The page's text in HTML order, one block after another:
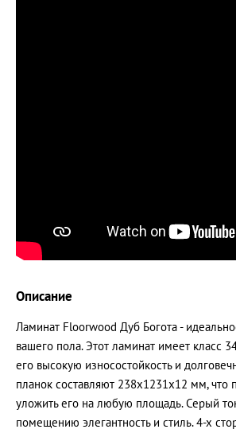
Описание
Ламинат Floorwood Дуб Богота -
вашего пола. Этот ламинат имеет класс
его высокую износостойкость и
планок составляют 238x1231x12 мм, что
уложить его на любую площадь. Серый
помещению элегантность и стиль. 4-х